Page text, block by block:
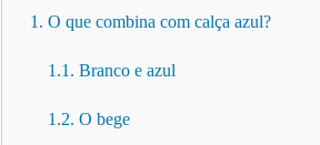
1. O que combina com calça azul?
1.1. Branco e azul
1.2. O bege